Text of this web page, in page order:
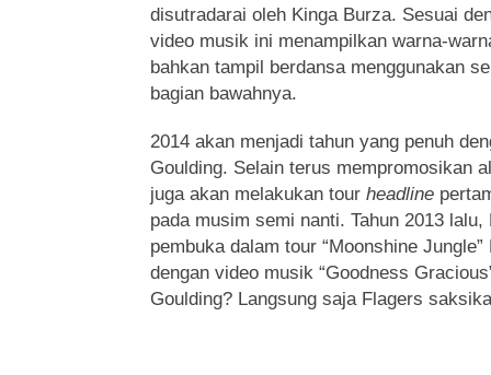
disutradarai oleh Kinga Burza. Sesuai
video musik ini menampilkan warna-
bahkan tampil berdansa menggunakan
bagian bawahnya.
2014 akan menjadi tahun yang penuh
Goulding. Selain terus mempromosikan
juga akan melakukan tour headline
pada musim semi nanti. Tahun 2013
pembuka dalam tour “Moonshine
dengan video musik “Goodness
Goulding? Langsung saja Flagers